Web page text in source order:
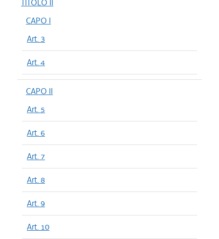
TITOLO II
CAPO I
Art. 3
Art. 4
CAPO II
Art. 5
Art. 6
Art. 7
Art. 8
Art. 9
Art. 10